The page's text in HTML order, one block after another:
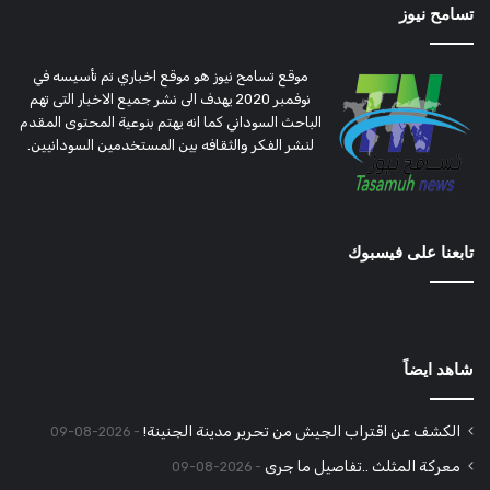
تسامح نيوز
موقع تسامح نيوز هو موقع اخباري تم تأسيسه في
نوفمبر 2020 يهدف الى نشر جميع الاخبار التى تهم
الباحث السوداني كما انه يهتم بنوعية المحتوى المقدم
لنشر الفكر والثقافه بين المستخدمين السودانيين.
تابعنا على فيسبوك
شاهد ايضاً
الكشف عن اقتراب الجيش من تحرير مدينة الجنينة! 2026-08-09
معركة المثلث ..تفاصيل ما جرى 2026-08-09